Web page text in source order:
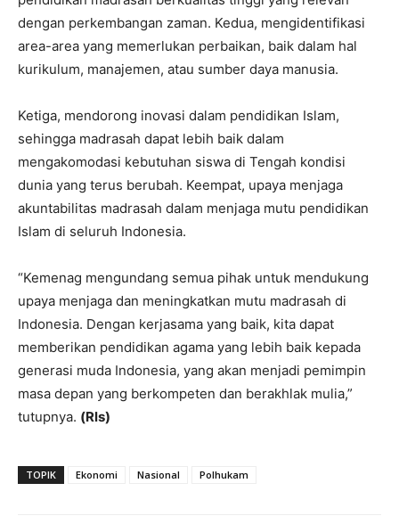
dengan perkembangan zaman. Kedua, mengidentifikasi
area-area yang memerlukan perbaikan, baik dalam hal
kurikulum, manajemen, atau sumber daya manusia.
Ketiga, mendorong inovasi dalam pendidikan Islam,
sehingga madrasah dapat lebih baik dalam
mengakomodasi kebutuhan siswa di Tengah kondisi
dunia yang terus berubah. Keempat, upaya menjaga
akuntabilitas madrasah dalam menjaga mutu pendidikan
Islam di seluruh Indonesia.
“Kemenag mengundang semua pihak untuk mendukung
upaya menjaga dan meningkatkan mutu madrasah di
Indonesia. Dengan kerjasama yang baik, kita dapat
memberikan pendidikan agama yang lebih baik kepada
generasi muda Indonesia, yang akan menjadi pemimpin
masa depan yang berkompeten dan berakhlak mulia,”
tutupnya. (Rls)
TOPIK Ekonomi Nasional Polhukam